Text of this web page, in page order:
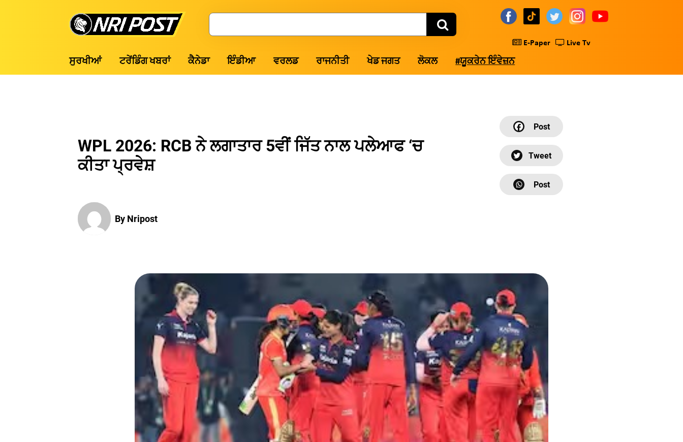
Post
Search
E-Paper Live Tv
ਸੁਰਖੀਆਂ ਟਰੇਂਡਿੰਗ ਖਬਰਾਂ ਕੈਨੇਡਾ ਇੰਡੀਆ ਵਰਲਡ ਰਾਜਨੀਤੀ ਖੇਡ ਜਗਤ ਲੋਕਲ #ਯੂਕਰੇਨ ਇੰਵੇਜ਼ਨ
WPL 2026: RCB ਨੇ ਲਗਾਤਾਰ 5ਵੀਂ ਜਿੱਤ ਨਾਲ ਪਲੇਆਫ ‘ਚ
ਕੀਤਾ ਪ੍ਰਵੇਸ਼
By Nripost